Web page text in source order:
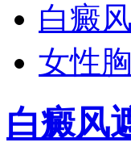
白癜
女性
白癜风